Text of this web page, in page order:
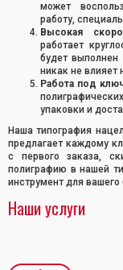
может
работу,
Высокая
работает
будет выполнен
никак не влияет
Работа под
упаковки и
Наша типография
предлагает каждому
с первого заказа,
полиграфию в нашей
инструмент для вашего
Наши услуги